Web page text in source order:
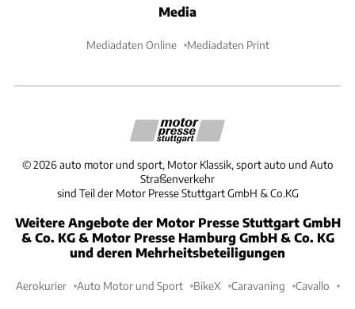
Media
Mediadaten Online Mediadaten Print
©2026 auto motor und sport, Motor Klassik, sport auto und Auto
Straßenverkehr
sind Teil der Motor Presse Stuttgart GmbH & Co.KG
Weitere Angebote der Motor Presse Stuttgart GmbH
& Co. KG & Motor Presse Hamburg GmbH & Co. KG
und deren Mehrheitsbeteiligungen
Aerokurier Auto Motor und Sport BikeX Caravaning Cavallo